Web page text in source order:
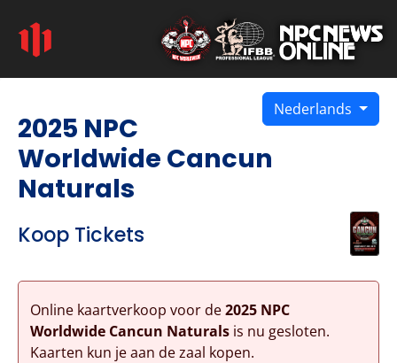
Nederlands
2025 NPC
Worldwide Cancun
Naturals
Koop Tickets
Online kaartverkoop voor de2025 NPC
Worldwide Cancun Naturalsis nu gesloten.
Kaarten kun je aan de zaal kopen.